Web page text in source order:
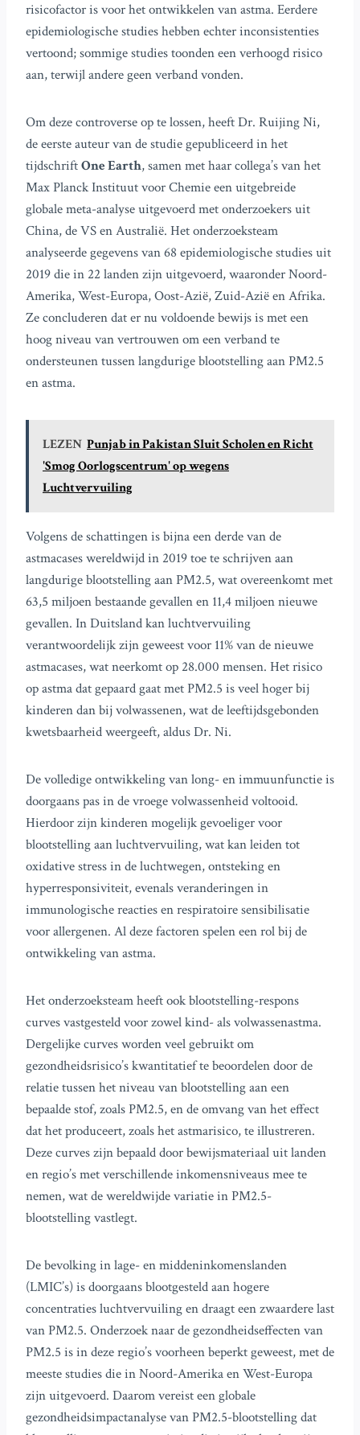
risicofactor is voor het ontwikkelen van astma. Eerdere
epidemiologische studies hebben echter inconsistenties
vertoond; sommige studies toonden een verhoogd risico
aan, terwijl andere geen verband vonden.
Om deze controverse op te lossen, heeft Dr. Ruijing Ni,
de eerste auteur van de studie gepubliceerd in het
tijdschriftOne Earth, samen met haar collega’s van het
Max Planck Instituut voor Chemie een uitgebreide
globale meta-analyse uitgevoerd met onderzoekers uit
China, de VS en Australië. Het onderzoeksteam
analyseerde gegevens van 68 epidemiologische studies uit
2019 die in 22 landen zijn uitgevoerd, waaronder Noord-
Amerika, West-Europa, Oost-Azië, Zuid-Azië en Afrika.
Ze concluderen dat er nu voldoende bewijs is met een
hoog niveau van vertrouwen om een verband te
ondersteunen tussen langdurige blootstelling aan PM2.5
en astma.
LEZEN Punjab in Pakistan Sluit Scholen en Richt
'Smog Oorlogscentrum' op wegens
Luchtvervuiling
Volgens de schattingen is bijna een derde van de
astmacases wereldwijd in 2019 toe te schrijven aan
langdurige blootstelling aan PM2.5, wat overeenkomt met
63,5 miljoen bestaande gevallen en 11,4 miljoen nieuwe
gevallen. In Duitsland kan luchtvervuiling
verantwoordelijk zijn geweest voor 11% van de nieuwe
astmacases, wat neerkomt op 28.000 mensen. Het risico
op astma dat gepaard gaat met PM2.5 is veel hoger bij
kinderen dan bij volwassenen, wat de leeftijdsgebonden
kwetsbaarheid weergeeft, aldus Dr. Ni.
De volledige ontwikkeling van long- en immuunfunctie is
doorgaans pas in de vroege volwassenheid voltooid.
Hierdoor zijn kinderen mogelijk gevoeliger voor
blootstelling aan luchtvervuiling, wat kan leiden tot
oxidative stress in de luchtwegen, ontsteking en
hyperresponsiviteit, evenals veranderingen in
immunologische reacties en respiratoire sensibilisatie
voor allergenen. Al deze factoren spelen een rol bij de
ontwikkeling van astma.
Het onderzoeksteam heeft ook blootstelling-respons
curves vastgesteld voor zowel kind- als volwassenastma.
Dergelijke curves worden veel gebruikt om
gezondheidsrisico’s kwantitatief te beoordelen door de
relatie tussen het niveau van blootstelling aan een
bepaalde stof, zoals PM2.5, en de omvang van het effect
dat het produceert, zoals het astmarisico, te illustreren.
Deze curves zijn bepaald door bewijsmateriaal uit landen
en regio’s met verschillende inkomensniveaus mee te
nemen, wat de wereldwijde variatie in PM2.5-
blootstelling vastlegt.
De bevolking in lage- en middeninkomenslanden
(LMIC’s) is doorgaans blootgesteld aan hogere
concentraties luchtvervuiling en draagt een zwaardere last
van PM2.5. Onderzoek naar de gezondheidseffecten van
PM2.5 is in deze regio’s voorheen beperkt geweest, met de
meeste studies die in Noord-Amerika en West-Europa
zijn uitgevoerd. Daarom vereist een globale
gezondheidsimpactanalyse van PM2.5-blootstelling dat